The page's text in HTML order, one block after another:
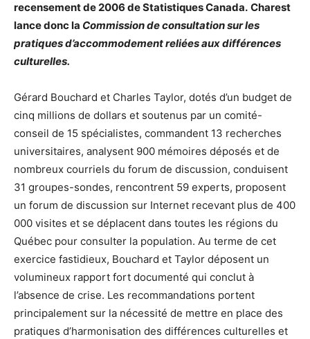
recensement de 2006 de Statistiques Canada. Charest
lance donc la Commission de consultation sur les
pratiques d’accommodement reliées aux différences
culturelles.
Gérard Bouchard et Charles Taylor, dotés d’un budget de
cinq millions de dollars et soutenus par un comité-
conseil de 15 spécialistes, commandent 13 recherches
universitaires, analysent 900 mémoires déposés et de
nombreux courriels du forum de discussion, conduisent
31 groupes-sondes, rencontrent 59 experts, proposent
un forum de discussion sur Internet recevant plus de 400
000 visites et se déplacent dans toutes les régions du
Québec pour consulter la population. Au terme de cet
exercice fastidieux, Bouchard et Taylor déposent un
volumineux rapport fort documenté qui conclut à
l’absence de crise. Les recommandations portent
principalement sur la nécessité de mettre en place des
pratiques d’harmonisation des différences culturelles et